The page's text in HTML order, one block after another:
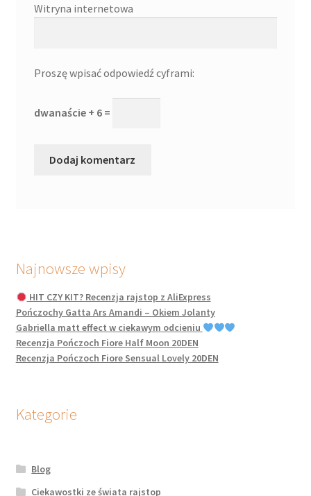
Witryna internetowa
Proszę wpisać odpowiedź cyframi:
dwanaście + 6 =
Najnowsze wpisy
HIT CZY KIT? Recenzja rajstop z AliExpress
Pończochy Gatta Ars Amandi – Okiem Jolanty
Gabriella matt effect w ciekawym odcieniu
Recenzja Pończoch Fiore Half Moon 20DEN
Recenzja Pończoch Fiore Sensual Lovely 20DEN
Kategorie
Blog
Ciekawostki ze świata rajstop